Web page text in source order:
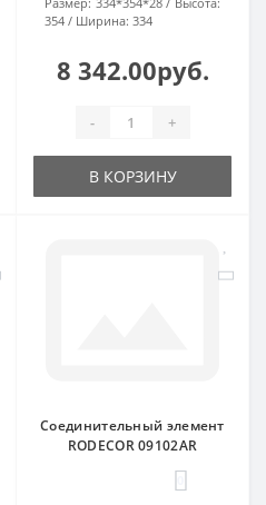
354
Ширина: 334
8 342.00руб.
- +
В КОРЗИНУ
Соединительный элемент
RODECOR 09102AR